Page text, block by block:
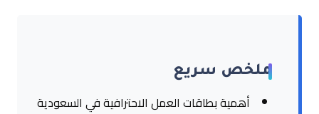
ملخص سريع
أهمية بطاقات العمل الاحترافية في السعودية